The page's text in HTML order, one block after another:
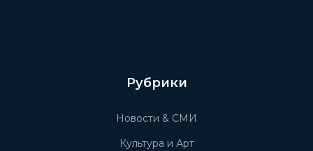
Рубрики
Новости & СМИ
Культура и Арт